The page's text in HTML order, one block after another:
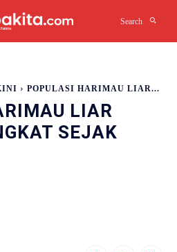
Search
POPULASI HARIMAU LIAR...
LIAR
SEJAK